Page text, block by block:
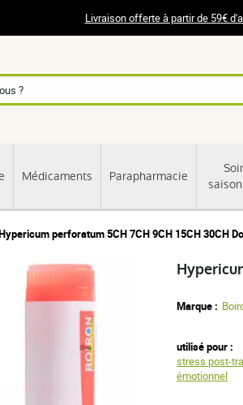
Livraison offerte à partir de 59€
Médicaments Parapharmacie
perforatum 5CH 7CH 9CH 15CH 30CH
Marque :
utilisé pour :
stress post-
émotionnel